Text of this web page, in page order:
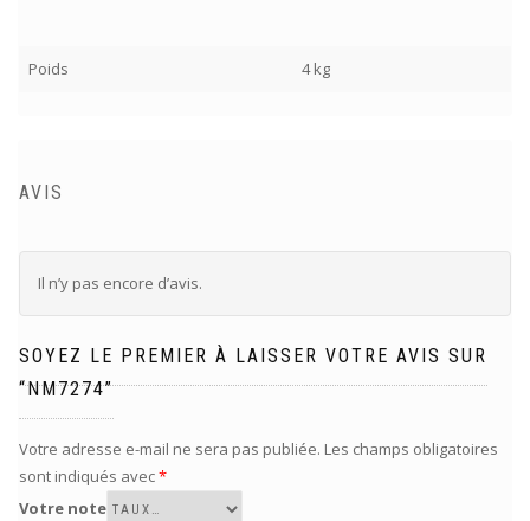
Poids 4 kg
AVIS
Il n’y pas encore d’avis.
SOYEZ LE PREMIER À LAISSER VOTRE AVIS SUR
“NM7274”
Votre adresse e-mail ne sera pas publiée. Les champs obligatoires
sont indiqués avec*
Votre note